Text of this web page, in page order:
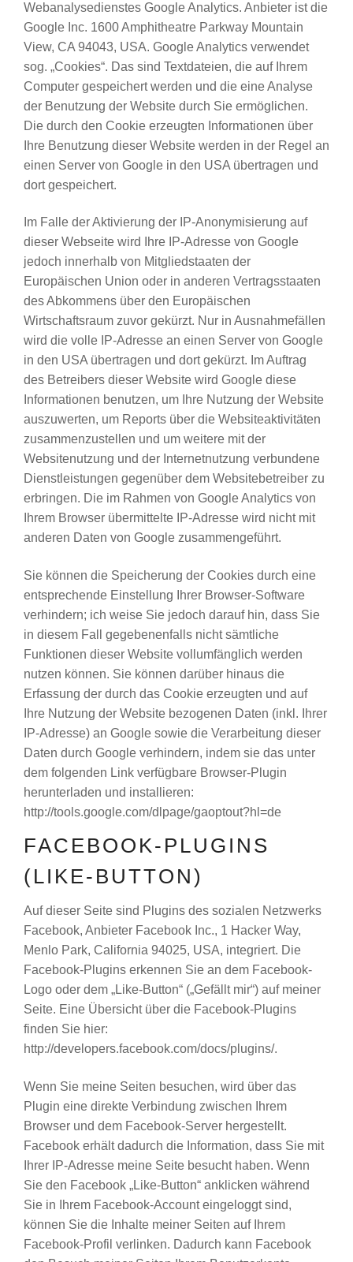
Webanalysedienstes Google Analytics. Anbieter ist die
Google Inc. 1600 Amphitheatre Parkway Mountain
View, CA 94043, USA. Google Analytics verwendet
sog. „Cookies“. Das sind Textdateien, die auf Ihrem
Computer gespeichert werden und die eine Analyse
der Benutzung der Website durch Sie ermöglichen.
Die durch den Cookie erzeugten Informationen über
Ihre Benutzung dieser Website werden in der Regel an
einen Server von Google in den USA übertragen und
dort gespeichert.
Im Falle der Aktivierung der IP-Anonymisierung auf
dieser Webseite wird Ihre IP-Adresse von Google
jedoch innerhalb von Mitgliedstaaten der
Europäischen Union oder in anderen Vertragsstaaten
des Abkommens über den Europäischen
Wirtschaftsraum zuvor gekürzt. Nur in Ausnahmefällen
wird die volle IP-Adresse an einen Server von Google
in den USA übertragen und dort gekürzt. Im Auftrag
des Betreibers dieser Website wird Google diese
Informationen benutzen, um Ihre Nutzung der Website
auszuwerten, um Reports über die Websiteaktivitäten
zusammenzustellen und um weitere mit der
Websitenutzung und der Internetnutzung verbundene
Dienstleistungen gegenüber dem Websitebetreiber zu
erbringen. Die im Rahmen von Google Analytics von
Ihrem Browser übermittelte IP-Adresse wird nicht mit
anderen Daten von Google zusammengeführt.
Sie können die Speicherung der Cookies durch eine
entsprechende Einstellung Ihrer Browser-Software
verhindern; ich weise Sie jedoch darauf hin, dass Sie
in diesem Fall gegebenenfalls nicht sämtliche
Funktionen dieser Website vollumfänglich werden
nutzen können. Sie können darüber hinaus die
Erfassung der durch das Cookie erzeugten und auf
Ihre Nutzung der Website bezogenen Daten (inkl. Ihrer
IP-Adresse) an Google sowie die Verarbeitung dieser
Daten durch Google verhindern, indem sie das unter
dem folgenden Link verfügbare Browser-Plugin
herunterladen und installieren:
http://tools.google.com/dlpage/gaoptout?hl=de
FACEBOOK-PLUGINS
(LIKE-BUTTON)
Auf dieser Seite sind Plugins des sozialen Netzwerks
Facebook, Anbieter Facebook Inc., 1 Hacker Way,
Menlo Park, California 94025, USA, integriert. Die
Facebook-Plugins erkennen Sie an dem Facebook-
Logo oder dem „Like-Button“ („Gefällt mir“) auf meiner
Seite. Eine Übersicht über die Facebook-Plugins
finden Sie hier:
http://developers.facebook.com/docs/plugins/.
Wenn Sie meine Seiten besuchen, wird über das
Plugin eine direkte Verbindung zwischen Ihrem
Browser und dem Facebook-Server hergestellt.
Facebook erhält dadurch die Information, dass Sie mit
Ihrer IP-Adresse meine Seite besucht haben. Wenn
Sie den Facebook „Like-Button“ anklicken während
Sie in Ihrem Facebook-Account eingeloggt sind,
können Sie die Inhalte meiner Seiten auf Ihrem
Facebook-Profil verlinken. Dadurch kann Facebook